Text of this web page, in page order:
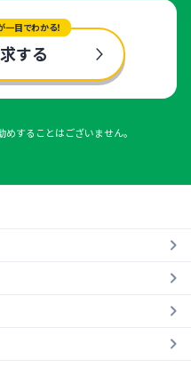
一目でわかる！
する
することはございません。